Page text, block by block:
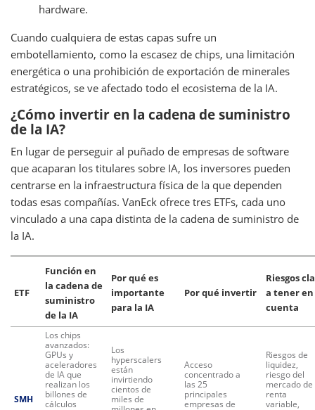
hardware.
Cuando cualquiera de estas capas sufre un
embotellamiento, como la escasez de chips, una limitación
energética o una prohibición de exportación de minerales
estratégicos, se ve afectado todo el ecosistema de la IA.
¿Cómo invertir en la cadena de suministro
de la IA?
En lugar de perseguir al puñado de empresas de software
que acaparan los titulares sobre IA, los inversores pueden
centrarse en la infraestructura física de la que dependen
todas esas compañías. VanEck ofrece tres ETFs, cada uno
vinculado a una capa distinta de la cadena de suministro de
la IA.
ETF
Función en
la cadena de
suministro
de la IA
Por qué es
importante
para la IA
Por qué invertir
Riesgos
a tener en
cuenta
SMH
Los chips
avanzados:
GPUs y
aceleradores
de IA que
realizan los
billones de
cálculos
Los
hyperscalers
están
invirtiendo
cientos de
miles de
Acceso
concentrado a
las 25
principales
empresas de
Riesgos de
liquidez,
riesgo del
mercado de
renta
variable,